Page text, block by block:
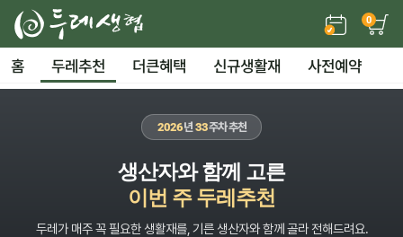
0
홈 두레추천 더큰혜택 신규생활재 사전예약
2026년33주차 추천
생산자와 함께 고른
이번 주 두레추천
두레가 매주 꼭 필요한 생활재를, 기른 생산자와 함께 골라 전해드려요.